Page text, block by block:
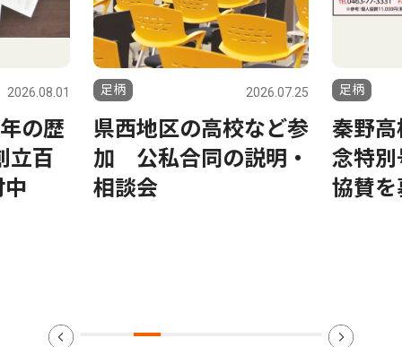
2026.08.01
の歴
立百
足柄 2026.07.25
県西地区の高校など参
加 公私合同の説明・
相談会
足柄
秦野
念特
協賛を